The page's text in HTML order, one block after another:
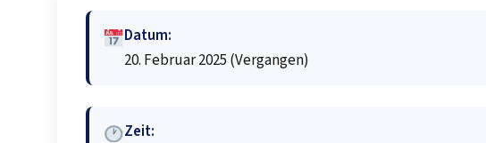
Datum:
20. Februar 2025 (Vergangen)
Zeit: